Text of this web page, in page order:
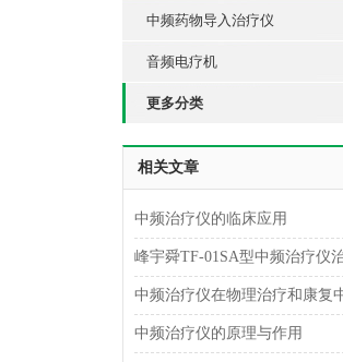
中频药物导入治疗仪
音频电疗机
更多分类
相关文章
中频治疗仪的临床应用
峰宇舜TF-01SA型中频治疗仪
中频治疗仪在物理治疗和康复
中频治疗仪的原理与作用